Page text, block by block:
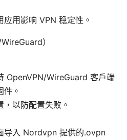
用影响 VPN 稳定性。
）
OpenVPN/WireGuard 客户端
件。
以防配置失败。
导入 Nordvpn 提供的.ovpn